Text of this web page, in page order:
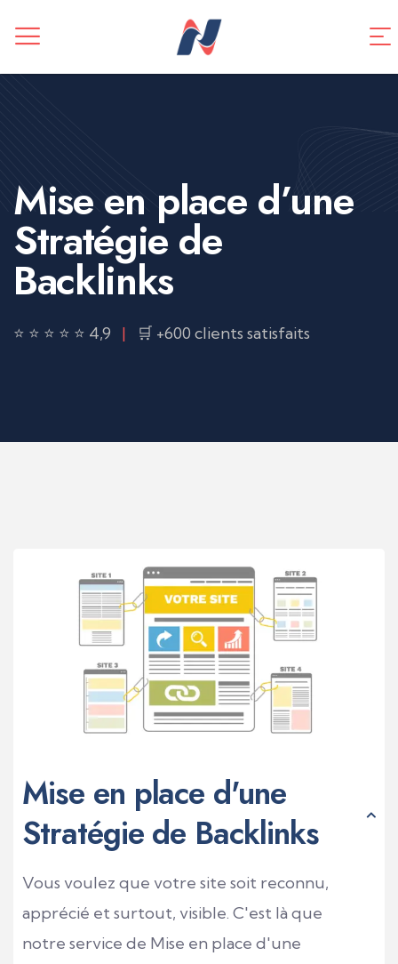
Mise en place d’une
Stratégie de
Backlinks
⭐ ⭐ ⭐ ⭐ ⭐ 4,9 | 🛒 +600 clients satisfaits
Mise en place d'une
Stratégie de Backlinks
Vous voulez que votre site soit reconnu,
apprécié et surtout, visible. C'est là que
notre service de Mise en place d'une